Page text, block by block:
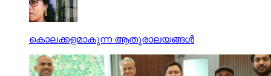
കൊലക്കളമാകുന്ന ആതുരാലയങ്ങള്‍